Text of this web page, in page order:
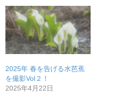
2025年 春を告げる水芭蕉
を撮影Vol２！
2025年4月22日